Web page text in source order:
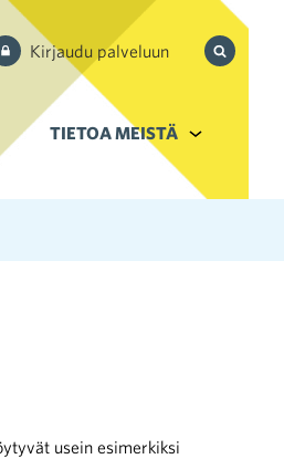
Kirjaudu palveluun
Hae
sivustolta
kohteelle Uutishuone
TIETOA MEISTÄ Alavalikko
usein esimerkiksi